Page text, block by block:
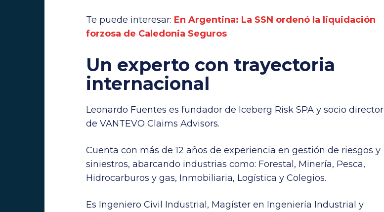
Te puede interesar: En Argentina: La SSN ordenó la liquidación
forzosa de Caledonia Seguros
Un experto con trayectoria
internacional
Leonardo Fuentes es fundador de Iceberg Risk SPA y socio director
de VANTEVO Claims Advisors.
Cuenta con más de 12 años de experiencia en gestión de riesgos y
siniestros, abarcando industrias como: Forestal, Minería, Pesca,
Hidrocarburos y gas, Inmobiliaria, Logística y Colegios.
Es Ingeniero Civil Industrial, Magíster en Ingeniería Industrial y